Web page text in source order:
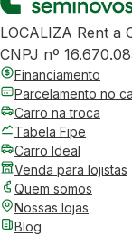
LOCALIZA Rent a
CNPJ nº
Financiamento
Parcelamento no
Carro na troca
Tabela Fipe
Carro Ideal
Venda para lojistas
Quem somos
Nossas lojas
Blog